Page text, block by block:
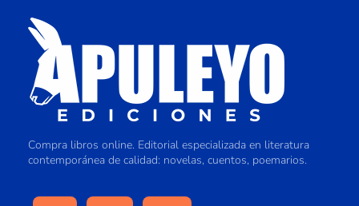
Compra libros online. Editorial especializada en literatura
contemporánea de calidad: novelas, cuentos, poemarios.